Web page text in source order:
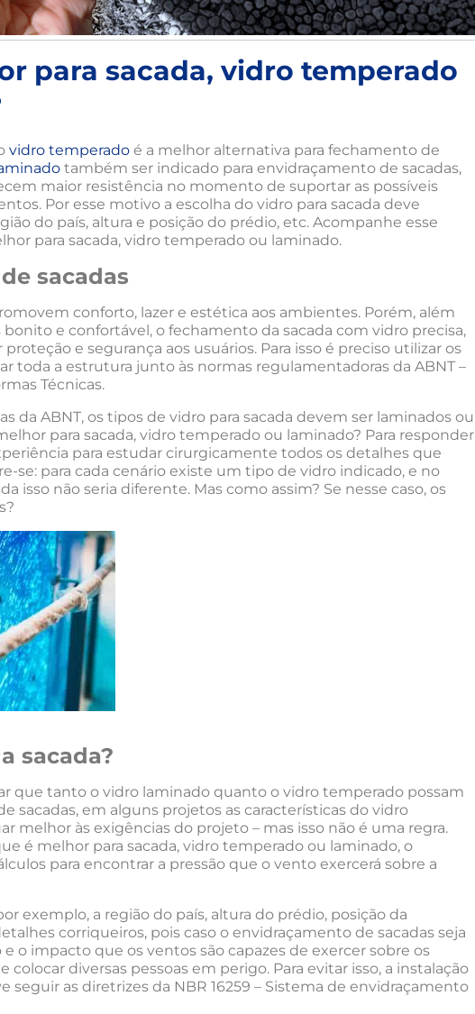
para sacada, vidro temperado
vidro temperado é a melhor alternativa para fechamento de
também ser indicado para envidraçamento de sacadas,
maior resistência no momento de suportar as possíveis
Por esse motivo a escolha do vidro para sacada deve
do país, altura e posição do prédio, etc. Acompanhe esse
para sacada, vidro temperado ou laminado.
sacadas
conforto, lazer e estética aos ambientes. Porém, além
e confortável, o fechamento da sacada com vidro precisa,
e segurança aos usuários. Para isso é preciso utilizar os
toda a estrutura junto às normas regulamentadoras da ABNT –
Técnicas.
da ABNT, os tipos de vidro para sacada devem ser laminados ou
para sacada, vidro temperado ou laminado? Para responder
para estudar cirurgicamente todos os detalhes que
se: para cada cenário existe um tipo de vidro indicado, e no
isso não seria diferente. Mas como assim? Se nesse caso, os
sacada?
que tanto o vidro laminado quanto o vidro temperado possam
sacadas, em alguns projetos as características do vidro
melhor às exigências do projeto – mas isso não é uma regra.
é melhor para sacada, vidro temperado ou laminado, o
para encontrar a pressão que o vento exercerá sobre a
exemplo, a região do país, altura do prédio, posição da
corriqueiros, pois caso o envidraçamento de sacadas seja
o impacto que os ventos são capazes de exercer sobre os
colocar diversas pessoas em perigo. Para evitar isso, a instalação
seguir as diretrizes da NBR 16259 – Sistema de envidraçamento